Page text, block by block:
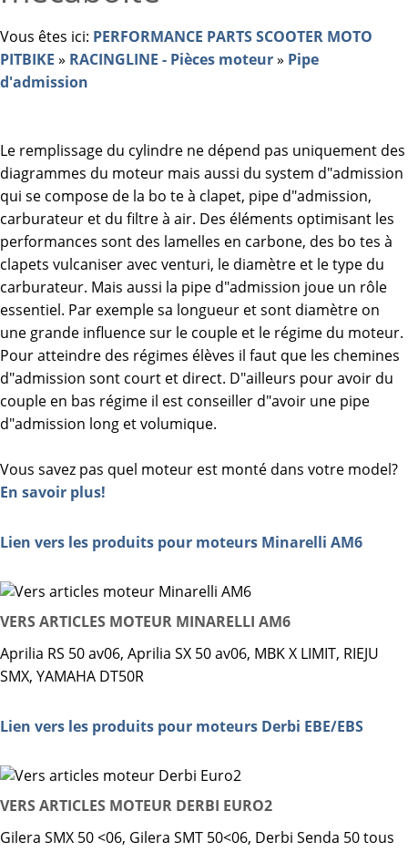
Vous êtes ici: PERFORMANCE PARTS SCOOTER MOTO
PITBIKE » RACINGLINE - Pièces moteur» Pipe
d'admission
Le remplissage du cylindre ne dépend pas uniquement des
diagrammes du moteur mais aussi du system d"admission
qui se compose de la bo te à clapet, pipe d"admission,
carburateur et du filtre à air. Des éléments optimisant les
performances sont des lamelles en carbone, des bo tes à
clapets vulcaniser avec venturi, le diamètre et le type du
carburateur. Mais aussi la pipe d"admission joue un rôle
essentiel. Par exemple sa longueur et sont diamètre on
une grande influence sur le couple et le régime du moteur.
Pour atteindre des régimes élèves il faut que les chemines
d"admission sont court et direct. D"ailleurs pour avoir du
couple en bas régime il est conseiller d"avoir une pipe
d"admission long et volumique.
Vous savez pas quel moteur est monté dans votre model?
En savoir plus!
Lien vers les produits pour moteurs Minarelli AM6
VERS ARTICLES MOTEUR MINARELLI AM6
Aprilia RS 50 av06, Aprilia SX 50 av06, MBK X LIMIT, RIEJU
SMX, YAMAHA DT50R
Lien vers les produits pour moteurs Derbi EBE/EBS
VERS ARTICLES MOTEUR DERBI EURO2
Gilera SMX 50 <06, Gilera SMT 50<06, Derbi Senda 50 tous